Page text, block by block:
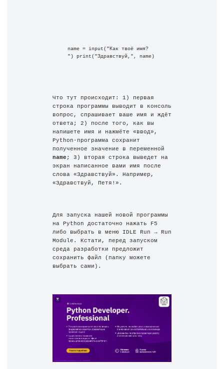
name = input("Как твоё имя?
") print("Здравствуй,", name)
Что тут происходит: 1) первая
строка программы выводит в консоль
вопрос, спрашивает ваше имя и ждёт
ответа; 2) после того, как вы
напишете имя и нажмёте «ввод»,
Python-программа сохранит
name ; 3) вторая строка выведет на
экран написанное вами имя после
слова «Здравствуй». Например,
«Здравствуй, Петя!».
Для запуска нашей новой программы
на Python достаточно нажать F5
либо выбрать в меню IDLE Run → Run
Module. Кстати, перед запуском
среда разработки предложит
сохранить файл (папку можете
выбрать сами).